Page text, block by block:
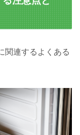
関連するよくある